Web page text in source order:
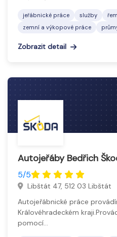
jeřábnické práce služby
zemní a výkopové práce
Zobrazit detail
Autojeřáby Bedřich
5/5
Libštát 47, 512 03 Libštát
Autojeřábnické práce
Královéhradeckém
pomocí…